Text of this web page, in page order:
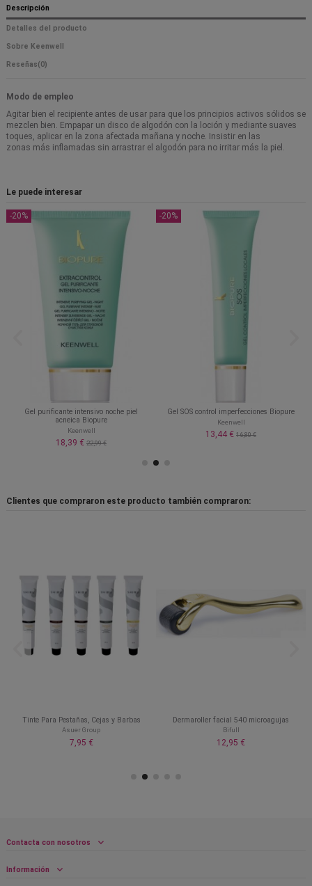
Descripción
Detalles del producto
Sobre Keenwell
Reseñas(0)
Modo de empleo
Agitar bien el recipiente antes de usar para que los principios activos sólidos se
mezclen bien. Empapar un disco de algodón con la loción y mediante suaves
toques, aplicar en la zona afectada mañana y noche. Insistir en las
zonas más inflamadas sin arrastrar el algodón para no irritar más la piel.
Le puede interesar
-20%
Gel purificante intensivo noche piel
acneica Biopure
Keenwell
18,39 € 22,99 €
-20%
Gel SOS control imperfecciones Biopure
Keenwell
13,44 € 16,80 €
Clientes que compraron este producto también compraron:
Tinte Para Pestañas, Cejas y Barbas
Asuer Group
7,95 €
Dermaroller facial 540 microagujas
Bifull
12,95 €
Contacta con nosotros
Información